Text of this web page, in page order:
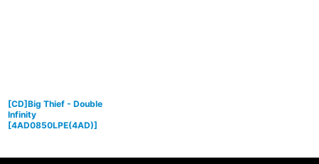
[CD]Big Thief - Double
Infinity
[4AD0850LPE(4AD)]